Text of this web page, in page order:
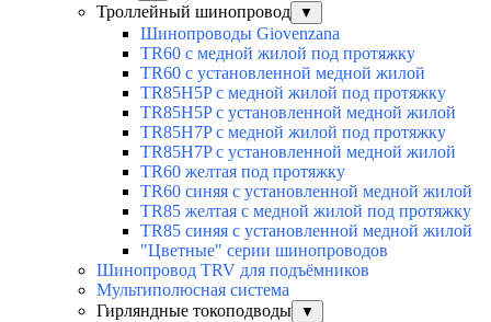
Троллейный шинопровод ▼
Шинопроводы Giovenzana
TR60 с медной жилой под протяжку
TR60 с установленной медной жилой
TR85H5P с медной жилой под протяжку
TR85H5P с установленной медной жилой
TR85H7P с медной жилой под протяжку
TR85H7P с установленной медной жилой
TR60 желтая под протяжку
TR60 синяя с установленной медной жилой
TR85 желтая с медной жилой под протяжку
TR85 синяя с установленной медной жилой
"Цветные" серии шинопроводов
Шинопровод TRV для подъёмников
Мультиполюсная система
Гирляндные токоподводы
▼